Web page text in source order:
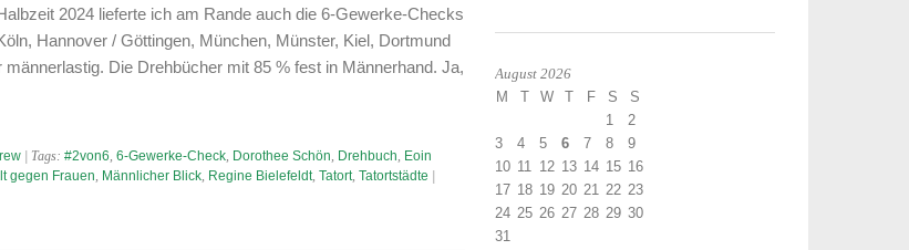
2024 lieferte ich am Rande auch die 6-Gewerke-Checks
Hannover / Göttingen, München, Münster, Kiel, Dortmund
Die Drehbücher mit 85 % fest in Männerhand. Ja,
| Tags: #2von6, 6-Gewerke-Check, Dorothee Schön, Drehbuch, Eoin
gegen Frauen, Männlicher Blick, Regine Bielefeldt, Tatort, Tatortstädte
August 2026
M T W T F S
S
1
2
3
4 5 6 7 8
9
10 11 12 13 14 15 16
17 18 19 20 21 22 23
24 25 26 27 28 29 30
31